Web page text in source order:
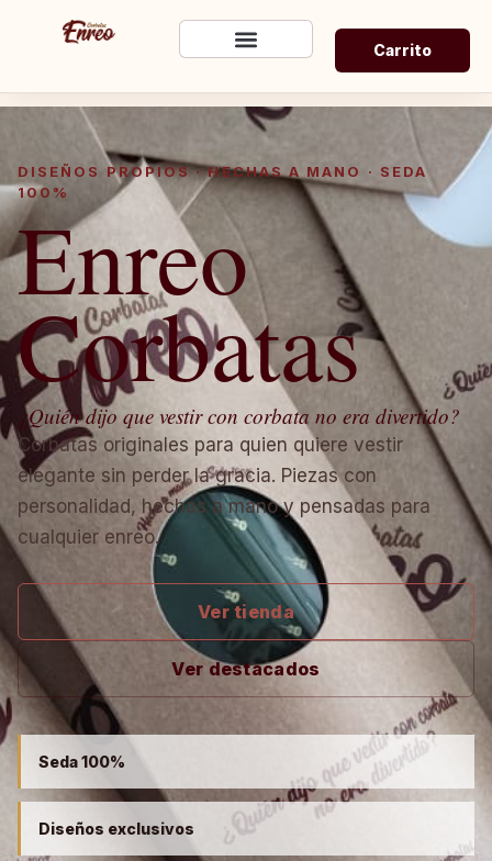
Carrito
DISEÑOS PROPIOS · HECHAS A MANO · SEDA
100%
Enreo
Corbatas
¿Quién dijo que vestir con corbata no era divertido?
Corbatas originales para quien quiere vestir
elegante sin perder la gracia. Piezas con
personalidad, hechas a mano y pensadas para
cualquier enreo.
Ver tienda
Ver destacados
Seda 100%
Diseños exclusivos